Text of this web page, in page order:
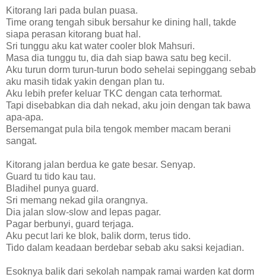
Kitorang lari pada bulan puasa.
Time orang tengah sibuk bersahur ke dining hall, takde
siapa perasan kitorang buat hal.
Sri tunggu aku kat water cooler blok Mahsuri.
Masa dia tunggu tu, dia dah siap bawa satu beg kecil.
Aku turun dorm turun-turun bodo sehelai sepinggang sebab
aku masih tidak yakin dengan plan tu.
Aku lebih prefer keluar TKC dengan cata terhormat.
Tapi disebabkan dia dah nekad, aku join dengan tak bawa
apa-apa.
Bersemangat pula bila tengok member macam berani
sangat.
Kitorang jalan berdua ke gate besar. Senyap.
Guard tu tido kau tau.
Bladihel punya guard.
Sri memang nekad gila orangnya.
Dia jalan slow-slow and lepas pagar.
Pagar berbunyi, guard terjaga.
Aku pecut lari ke blok, balik dorm, terus tido.
Tido dalam keadaan berdebar sebab aku saksi kejadian.
Esoknya balik dari sekolah nampak ramai warden kat dorm